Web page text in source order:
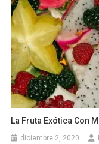
La Fruta Exótica Con
diciembre 2, 2020